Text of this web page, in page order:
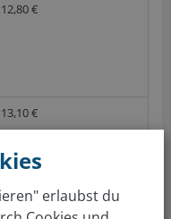
12,80 €
13,10 €
erlaubst du